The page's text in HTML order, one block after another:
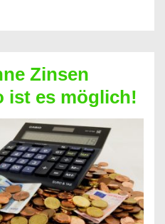
Zinsen
ist es möglich!